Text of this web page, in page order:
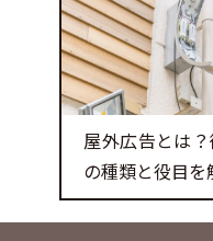
屋外広告とは
の種類と役目を